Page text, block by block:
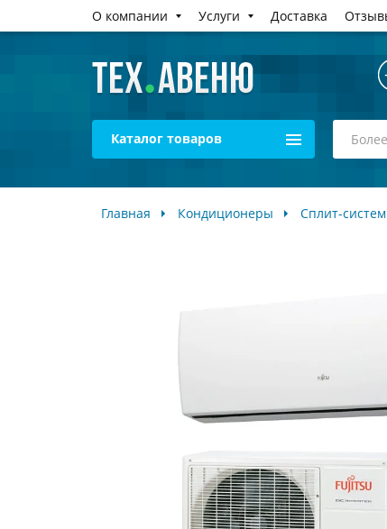
О компании Услуги Доставка
Каталог товаров
Главная Кондиционеры Сплит-